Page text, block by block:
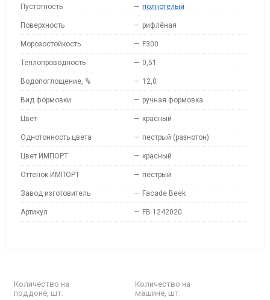
Пустотность — полнотелый
Поверхность — рифлёная
Морозостойкость — F300
Теплопроводность — 0,51
Водопоглощение, % — 12,0
Вид формовки — ручная формовка
Цвет — красный
Однотонность цвета — пестрый (разнотон)
Цвет ИМПОРТ — красный
Оттенок ИМПОРТ — пёстрый
Завод изготовитель — Facade Beek
Артикул — FB 1242020
Количество на
поддоне, шт.
Количество на
машине, шт.